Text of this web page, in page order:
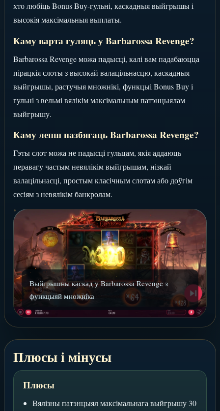
хто любіць Bonus Buy-гульні, каскадныя выйгрышы і
высокія максімальныя выплаты.
Каму варта гуляць у Barbarossa Revenge?
Barbarossa Revenge можа падысці, калі вам падабаюцца
пірацкія слоты з высокай валацільнасцю, каскадныя
выйгрышы, растучыя множнікі, функцыі Bonus Buy і
гульні з вельмі вялікім максімальным патэнцыялам
выйгрышу.
Каму лепш пазбягаць Barbarossa Revenge?
Гэты слот можа не падысці гульцам, якія аддаюць
перавагу частым невялікім выйгрышам, нізкай
валацільнасці, простым класічным слотам або доўгім
сесіям з невялікім банкролам.
Выйгрышны каскад у Barbarossa Revenge з
функцыяй множніка
Плюсы і мінусы
Плюсы
Вялізны патэнцыял максімальнага выйгрышу 30